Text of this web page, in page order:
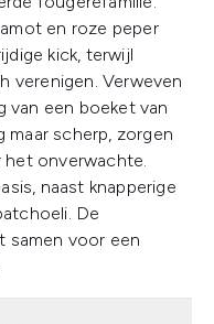
en roze peper
kick, terwijl
verenigen. Verweven
van een boeket van
maar scherp, zorgen
het onverwachte.
naast knapperige
De
samen voor een